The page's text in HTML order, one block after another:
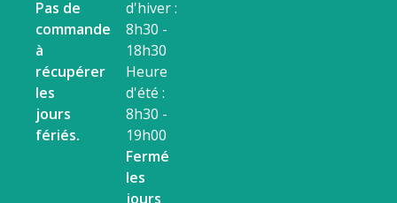
Pas de
commande
à
récupérer
les
jours
fériés.
d'hiver :
8h30 -
18h30
Heure
d'été :
8h30 -
19h00
Fermé
les
jours